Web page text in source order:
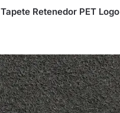
Tapete Retenedor PET Logo